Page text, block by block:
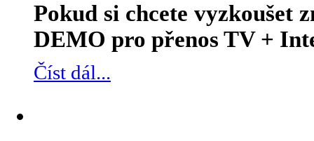
Pokud si chcete vyzkoušet
DEMO pro přenos TV +
Číst dál...